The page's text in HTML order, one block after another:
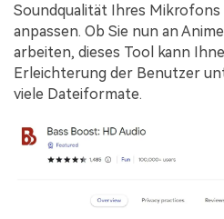
Soundqualität Ihres
anpassen. Ob Sie nun an
arbeiten, dieses Tool kann
Erleichterung der Benutzer
viele Dateiformate.